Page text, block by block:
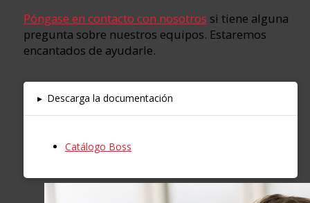
Póngase en contacto con nosotros si tiene alguna
pregunta sobre nuestros equipos. Estaremos
encantados de ayudarle.
▸ Descarga la documentación
Catálogo Boss